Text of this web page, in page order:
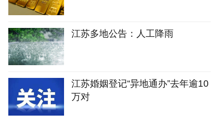
江苏多地公告：人工降雨
江苏婚姻登记“异地通办”去年逾10
万对